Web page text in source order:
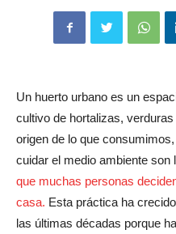
Un huerto urbano es un
cultivo de hortalizas,
origen de lo que
cuidar el medio ambiente son
que muchas personas
casa. Esta práctica ha
las últimas décadas porque